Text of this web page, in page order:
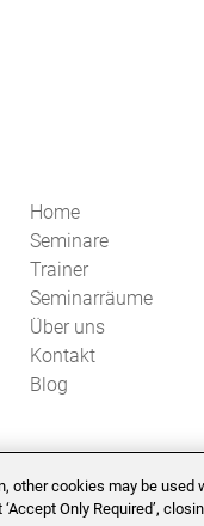
Home
Seminare
Trainer
Seminarräume
Über uns
Kontakt
Blog
cookies may be
Only Required’,